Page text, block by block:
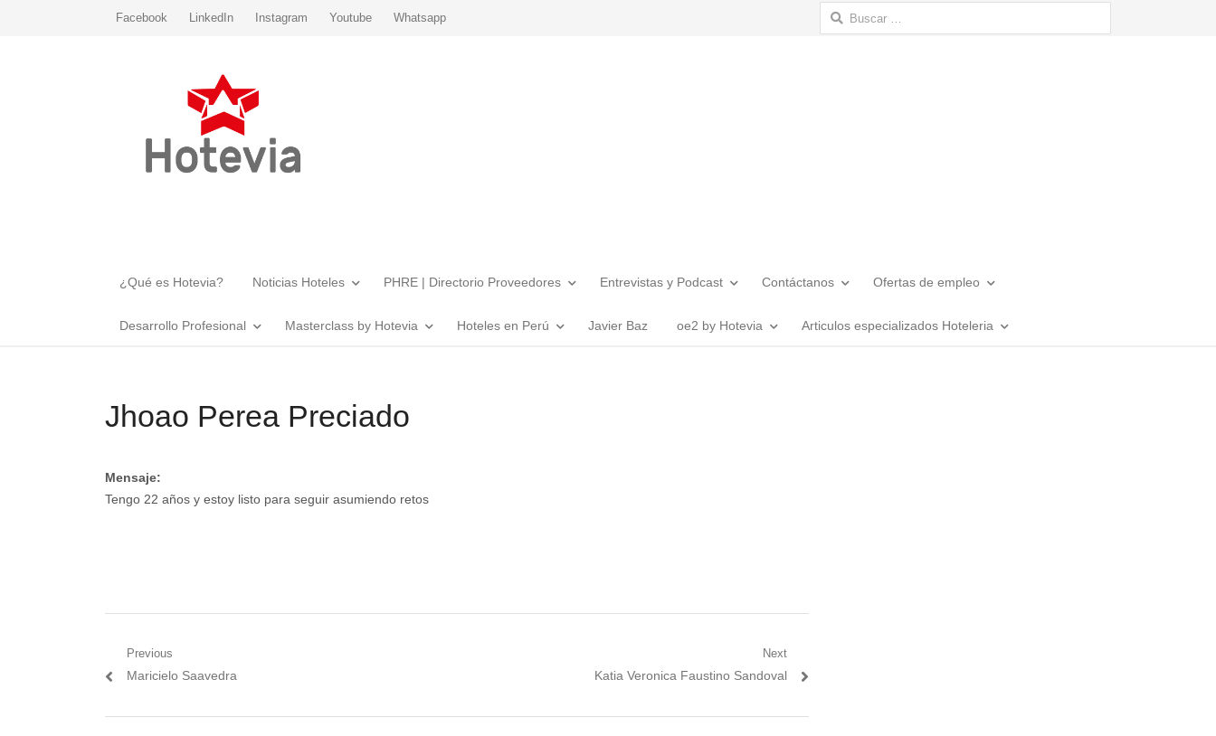
Facebook LinkedIn Instagram Youtube Whatsapp Buscar:
¿Qué es Hotevia? Noticias Hoteles PHRE | Directorio Proveedores Entrevistas y Podcast Contáctanos Ofertas de empleo
Desarrollo Profesional Masterclass by Hotevia Hoteles en Perú Javier Baz oe2 by Hotevia Articulos especializados Hoteleria
Jhoao Perea Preciado
Mensaje:
Tengo 22 años y estoy listo para seguir asumiendo retos
Navegación
entradas
Previous
Previous
Maricielo Saavedra
Next
Next
Katia Veronica Faustino Sandoval